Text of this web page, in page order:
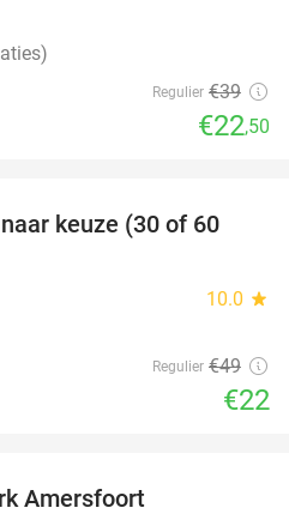
Regulier €39
€22,50
55%
keuze (30 of 60
10.0 star
Regulier €49
€22
Amersfoort